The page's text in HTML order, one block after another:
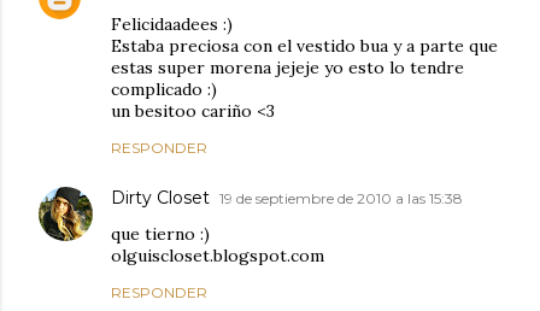
Felicidaadees :)
Estaba preciosa con el vestido bua y a parte que
estas super morena jejeje yo esto lo tendre
complicado :)
un besitoo cariño <3
RESPONDER
Dirty Closet 19 de septiembre de 2010 a las 15:38
que tierno :)
olguiscloset.blogspot.com
RESPONDER